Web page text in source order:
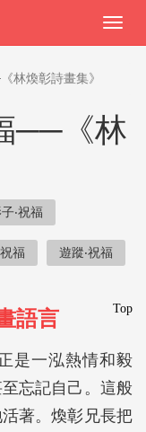
林煥彰詩畫集》
──《林
‧祝福
福 遊蹤‧祝福
Top
語言
是一泓熱情和毅
忘記自己。這般
著。煥彰兄長把